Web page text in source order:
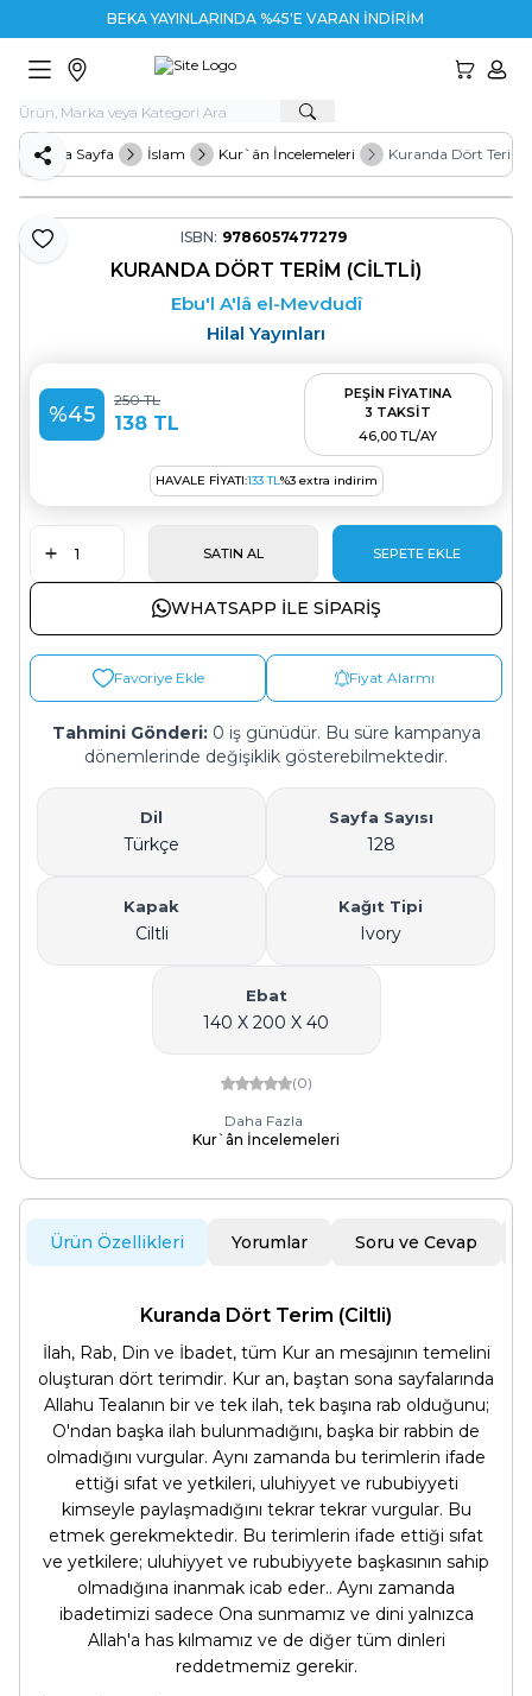
BEKA YAYINLARINDA %45'E VARAN İNDİRİM
Ana Sayfa İslam Kur`ân İncelemeleri Kuranda Dört Terim
Favoriye Ekle
Paylaş
ISBN: 9786057477279
KURANDA DÖRT TERIM (CILTLI)
Ebu'l A'lâ el-Mevdudî
Hilal Yayınları
%45
250TL
138 TL
PEŞİN FİYATINA
3 TAKSİT
46,00 TL/AY
HAVALE FIYATI:133TL%3extra indirim
SATIN AL SEPETE EKLE
WHATSAPP ILE SIPARIŞ
Favoriye Ekle Fiyat Alarmı
Tahmini Gönderi:0 iş günüdür. Bu süre kampanya
dönemlerinde değişiklik gösterebilmektedir.
Dil
Türkçe
Sayfa Sayısı
128
Kapak
Ciltli
Kağıt Tipi
Ivory
Ebat
140 X 200 X 40
(0)
Daha Fazla
Kur`ân İncelemeleri
Ürün Özellikleri Yorumlar Soru ve Cevap
Kuranda Dört Terim (Ciltli)
İlah, Rab, Din ve İbadet, tüm Kur an mesajının temelini
oluşturan dört terimdir. Kur an, baştan sona sayfalarında
Allahu Tealanın bir ve tek ilah, tek başına rab olduğunu;
O'ndan başka ilah bulunmadığını, başka bir rabbin de
olmadığını vurgular. Aynı zamanda bu terimlerin ifade
ettiği sıfat ve yetkileri, uluhiyyet ve rububiyyeti
kimseyle paylaşmadığını tekrar tekrar vurgular. Bu
etmek gerekmektedir. Bu terimlerin ifade ettiği sıfat
ve yetkilere; uluhiyyet ve rububiyyete başkasının sahip
olmadığına inanmak icab eder.. Aynı zamanda
ibadetimizi sadece Ona sunmamız ve dini yalnızca
Allah'a has kılmamız ve de diğer tüm dinleri
reddetmemiz gerekir.